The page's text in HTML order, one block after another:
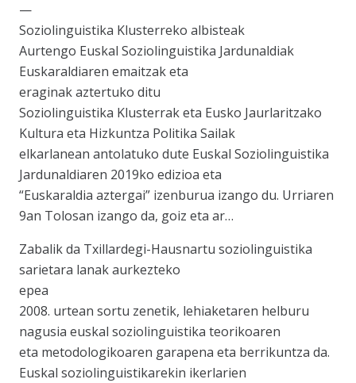
—
Soziolinguistika Klusterreko albisteak
Aurtengo Euskal Soziolinguistika Jardunaldiak
Euskaraldiaren emaitzak eta
eraginak aztertuko ditu
Soziolinguistika Klusterrak eta Eusko Jaurlaritzako
Kultura eta Hizkuntza Politika Sailak
elkarlanean antolatuko dute Euskal Soziolinguistika
Jardunaldiaren 2019ko edizioa eta
“Euskaraldia aztergai” izenburua izango du. Urriaren
9an Tolosan izango da, goiz eta ar…
Zabalik da Txillardegi-Hausnartu soziolinguistika
sarietara lanak aurkezteko
epea
2008. urtean sortu zenetik, lehiaketaren helburu
nagusia euskal soziolinguistika teorikoaren
eta metodologikoaren garapena eta berrikuntza da.
Euskal soziolinguistikarekin ikerlarien